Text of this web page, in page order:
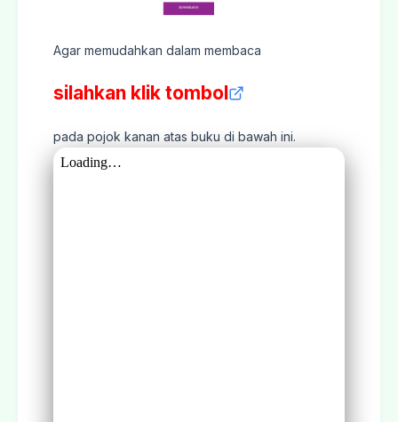
Agar memudahkan dalam membaca
silahkan klik tombol
pada pojok kanan atas buku di bawah ini.